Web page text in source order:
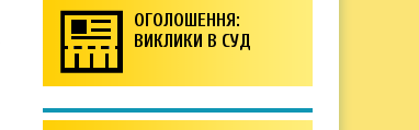
ОГОЛОШЕННЯ:
ВИКЛИКИ В СУД